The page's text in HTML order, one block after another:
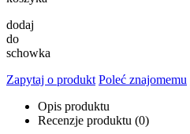
dodaj
do
schowka
Zapytaj o produkt Poleć znajomemu
Opis produktu
Recenzje produktu (0)